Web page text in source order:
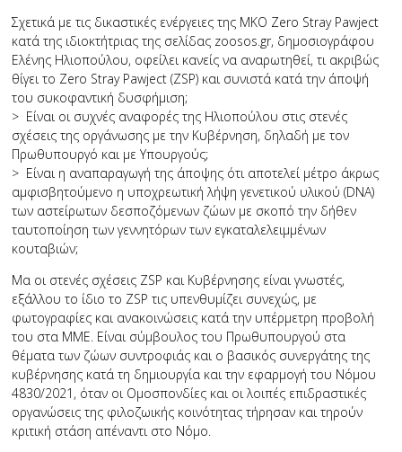
Σχετικά με τις δικαστικές ενέργειες της ΜΚΟ Zero Stray Pawject
κατά της ιδιοκτήτριας της σελίδας zoosos.gr, δημοσιογράφου
Ελένης Ηλιοπούλου, οφείλει κανείς να αναρωτηθεί, τι ακριβώς
θίγει το Zero Stray Pawject (ZSP) και συνιστά κατά την άποψή
του συκοφαντική δυσφήμιση;
> Είναι οι συχνές αναφορές της Ηλιοπούλου στις στενές
σχέσεις της οργάνωσης με την Κυβέρνηση, δηλαδή με τον
Πρωθυπουργό και με Υπουργούς;
> Είναι η αναπαραγωγή της άποψης ότι αποτελεί μέτρο άκρως
αμφισβητούμενο η υποχρεωτική λήψη γενετικού υλικού (DNA)
των αστείρωτων δεσποζόμενων ζώων με σκοπό την δήθεν
ταυτοποίηση των γεννητόρων των εγκαταλελειμμένων
κουταβιών;
Μα οι στενές σχέσεις ZSP και Κυβέρνησης είναι γνωστές,
εξάλλου το ίδιο το ZSP τις υπενθυμίζει συνεχώς, με
φωτογραφίες και ανακοινώσεις κατά την υπέρμετρη προβολή
του στα ΜΜΕ. Είναι σύμβουλος του Πρωθυπουργού στα
θέματα των ζώων συντροφιάς και ο βασικός συνεργάτης της
κυβέρνησης κατά τη δημιουργία και την εφαρμογή του Νόμου
4830/2021, όταν οι Ομοσπονδίες και οι λοιπές επιδραστικές
οργανώσεις της φιλοζωικής κοινότητας τήρησαν και τηρούν
κριτική στάση απέναντι στο Νόμο.